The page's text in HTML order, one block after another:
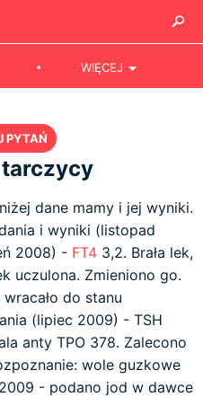
WIĘCEJ
PYTAŃ
dane mamy i jej wyniki.
i wyniki (listopad
2008) - FT4 3,2. Brała lek,
uczulona. Zmieniono go.
do stanu
(lipiec 2009) - TSH
anty TPO 378. Zalecono
wole guzkowe
- podano jod w dawce